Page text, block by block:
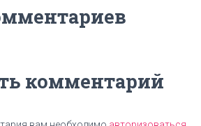
комментарий